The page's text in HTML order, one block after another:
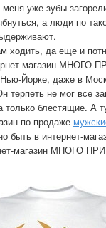
уже зубы
а люди по
ходить, да еще и
магазин МНОГО
Йорке, даже в
терпеть не мог все
блестящие. А
по продаже
быть в интернет-
магазин МНОГО